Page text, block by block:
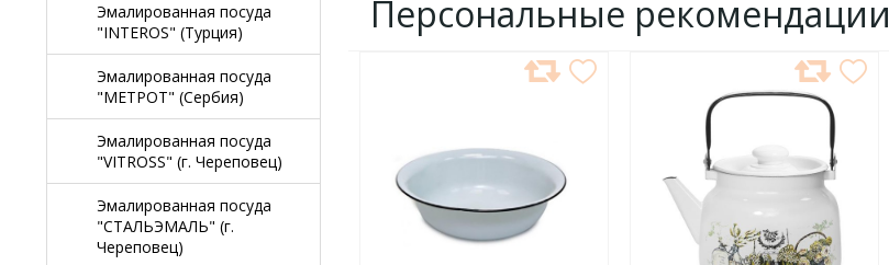
Эмалированная посуда
"INTEROS" (Турция)
Эмалированная посуда
"МЕТРОТ" (Сербия)
Эмалированная посуда
"VITROSS" (г. Череповец)
Эмалированная посуда
"СТАЛЬЭМАЛЬ" (г.
Череповец)
Персональные рекомендации
ИЗБРАННОЕ